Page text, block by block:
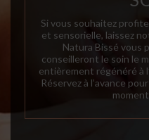
Si vous souhaitez
et sensorielle, laissez
Natura Bissé vous
conseilleront le soin le
entièrement régénéré à
Réservez à l’avance